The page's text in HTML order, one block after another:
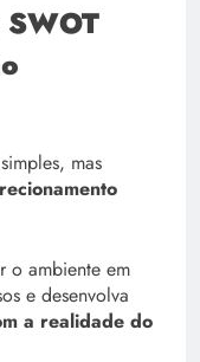
mas
o ambiente em
e desenvolva
a realidade do